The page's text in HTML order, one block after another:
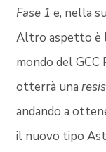
Fase 1 e, nella
Altro aspetto è
mondo del
otterrà una
andando a
il nuovo tipo